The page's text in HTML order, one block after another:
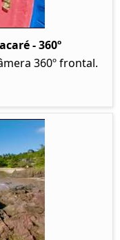
- 360º
360º frontal.